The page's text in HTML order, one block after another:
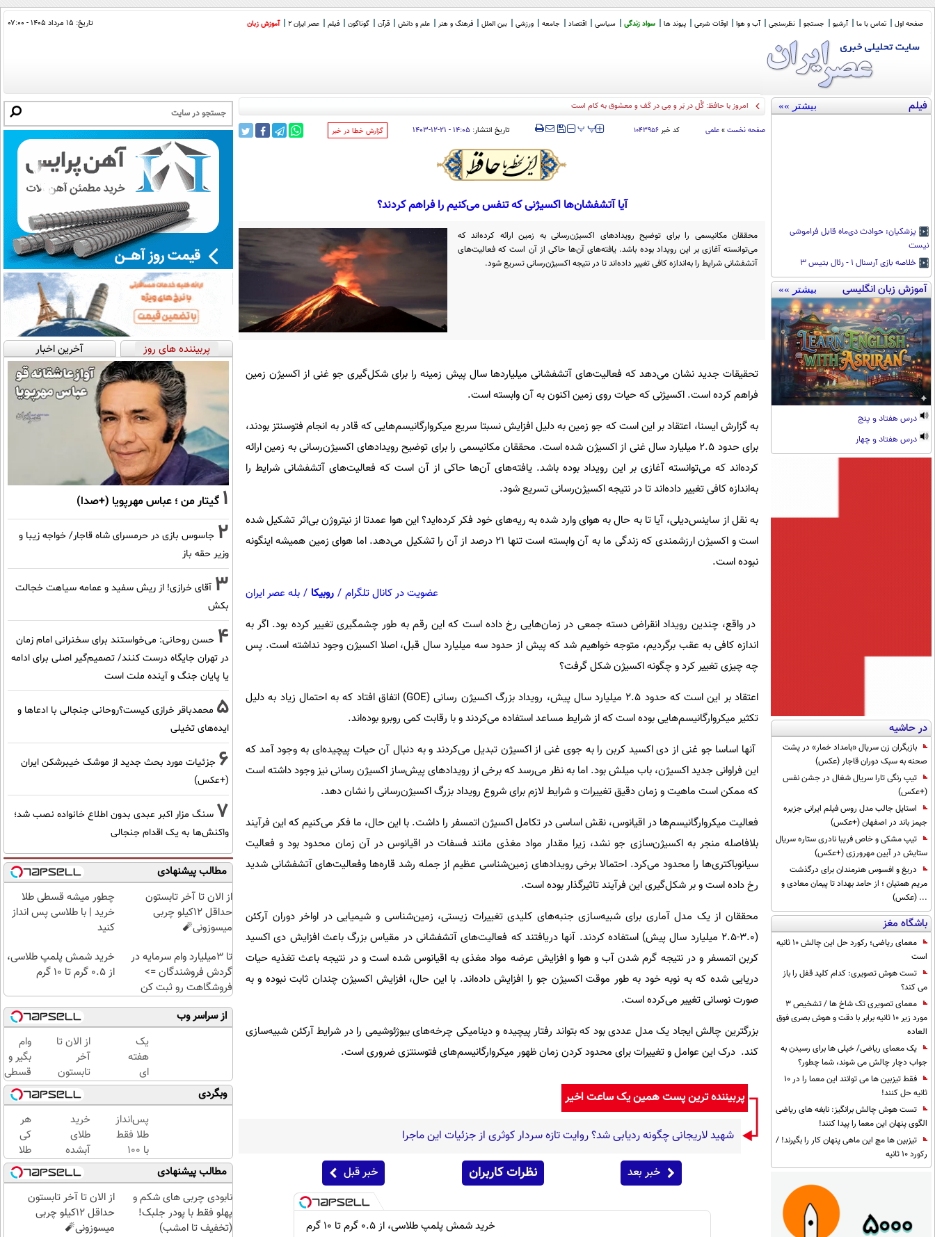
صفحه اول تماس با ما آرشیو جستجو نظرسنجی آب و هوا اوقات شرعی پیوند ها سواد زندگی سیاسی اقتصاد جامعه ورزشی بین الملل فرهنگ و هنر علم و دانش قرآن گوناگون فیلم عصر ایران 2 آموزش زبان تاریخ: ۱۵ مرداد ۱۴۰۵ - ۰۷:۰۰
فیلم بیشتر »»
پزشکیان: حوادث دی‌ماه قابل فراموشی
نیست
خلاصه بازی آرسنال ۱ - رئال بتیس ۳
آموزش زبان انگلیسی بیشتر »»
درس هفتاد و پنج
درس هفتاد و چهار
در حاشیه
بازیگران زن سریال «بامداد خمار» در پشت
صحنه به سبک دوران قاجار (عکس)
تیپ رنگی تارا سریال شغال در جشن نفس
(+عکس)
استایل جالب مدل روس فیلم ایرانی جزیره
جیمز باند در اصفهان (+عکس)
تیپ مشکی و خاص فریبا نادری ستاره سریال
ستایش در آیین مهرورزی (+عکس)
دریغ و افسوس هنرمندان برای درگذشت
مریم همتیان ؛ از حامد بهداد تا پیمان معادی و
... (عکس)
باشگاه مغز
معمای ریاضی؛ رکورد حل این چالش 10 ثانیه
است
تست هوش تصویری: کدام کلید قفل را باز
می کند؟
معمای تصویری تک شاخ ها / تشخیص 3
مورد زیر 10 ثانیه برابر با دقت و هوش بصری فوق
العاده
یک معمای ریاضی/ خیلی ها برای رسیدن به
جواب دچار چالش می شوند، شما چطور؟
فقط تیزبین ها می توانند این معما را در 10
ثانیه حل کنند!
تست هوش چالش برانگیز: نابغه های ریاضی
الگوی پنهان این معما را پیدا کنند!
تیزبین ها مچ این ماهی پنهان کار را بگیرند! /
رکورد 10 ثانیه
عصبانی_
صفحه نخست » علمی کد خبر ۱۰۴۳۹۵۶ ‍‍‍ پ پ تاریخ انتشار: ۱۴:۰۵ - ۲۱-۱۲-۱۴۰۳ ‌گزارش خطا در خبر
آیا آتشفشان‌ها اکسیژنی که تنفس می‌کنیم را فراهم کردند؟
محققان مکانیسمی را برای توضیح رویدادهای اکسیژن‌رسانی به زمین ارائه کرده‌اند که
می‌توانسته آغازی بر این رویداد بوده باشد. یافته‌های آن‌ها حاکی از آن است که فعالیت‌های
آتشفشانی شرایط را به‌اندازه کافی تغییر داده‌اند تا در نتیجه اکسیژن‌رسانی تسریع شود.
تحقیقات جدید نشان می‌دهد که فعالیت‌های آتشفشانی میلیاردها سال پیش زمینه را برای شکل‌گیری جو غنی از اکسیژن زمین
فراهم کرده است. اکسیژنی که حیات روی زمین اکنون به آن وابسته است.
به گزارش ایسنا، اعتقاد بر این است که جو زمین به دلیل افزایش نسبتا سریع میکروارگانیسم‌هایی که قادر به انجام فتوسنتز بودند،
برای حدود ۲.۵ میلیارد سال غنی از اکسیژن شده است. محققان مکانیسمی را برای توضیح رویدادهای اکسیژن‌رسانی به زمین ارائه
کرده‌اند که می‌توانسته آغازی بر این رویداد بوده باشد. یافته‌های آن‌ها حاکی از آن است که فعالیت‌های آتشفشانی شرایط را
به‌اندازه کافی تغییر داده‌اند تا در نتیجه اکسیژن‌رسانی تسریع شود.
به نقل از ساینس‌دیلی، آیا تا به حال به هوای وارد شده به ریه‌های خود فکر کرده‌اید؟ این هوا عمدتا از نیتروژن بی‌اثر تشکیل شده
است و اکسیژن ارزشمندی که زندگی ما به آن وابسته است تنها ۲۱ درصد از آن را تشکیل می‌دهد. اما هوای زمین همیشه اینگونه
نبوده است.
عضویت در کانال تلگرام / روبیکا / بله عصر ایران
در واقع، چندین رویداد انقراض دسته جمعی در زمان‌هایی رخ داده است که این رقم به طور چشمگیری تغییر کرده بود. اگر به
اندازه کافی به عقب برگردیم، متوجه خواهیم شد که پیش از حدود سه میلیارد سال قبل، اصلا اکسیژن وجود نداشته است. پس
چه چیزی تغییر کرد و چگونه اکسیژن شکل گرفت؟
اعتقاد بر این است که حدود ۲.۵ میلیارد سال پیش، رویداد بزرگ اکسیژن رسانی (GOE) اتفاق افتاد که به احتمال زیاد به دلیل
تکثیر میکروارگانیسم‌هایی بوده است که از شرایط مساعد استفاده می‌کردند و با رقابت کمی روبرو بوده‌اند.
آنها اساسا جو غنی از دی اکسید کربن را به جوی غنی از اکسیژن تبدیل می‌کردند و به دنبال آن حیات پیچیده‌ای به وجود آمد که
این فراوانی جدید اکسیژن، باب میلش بود. اما به نظر می‌رسد که برخی از رویدادهای پیش‌ساز اکسیژن رسانی نیز وجود داشته است
که ممکن است ماهیت و زمان دقیق تغییرات و شرایط لازم برای شروع رویداد بزرگ اکسیژن‌رسانی را نشان دهد.
فعالیت میکروارگانیسم‌ها در اقیانوس، نقش اساسی در تکامل اکسیژن اتمسفر را داشت. با این حال، ما فکر می‌کنیم که این فرآیند
بلافاصله منجر به اکسیژن‌سازی جو نشد، زیرا مقدار مواد مغذی مانند فسفات در اقیانوس در آن زمان محدود بود و فعالیت
سیانوباکتری‌ها را محدود می‌کرد. احتمالا برخی رویدادهای زمین‌شناسی عظیم از جمله رشد قاره‌ها وفعالیت‌های آتشفشانی شدید
رخ داده است و بر شکل‌گیری این فرآیند تاثیرگذار بوده است.
محققان از یک مدل آماری برای شبیه‌سازی جنبه‌های کلیدی تغییرات زیستی، زمین‌شناسی و شیمیایی در اواخر دوران آرکئن
(۳.۰-۲.۵ میلیارد سال پیش) استفاده کردند. آنها دریافتند که فعالیت‌های آتشفشانی در مقیاس بزرگ باعث افزایش دی اکسید
کربن اتمسفر و در نتیجه گرم شدن آب و هوا و افزایش عرضه مواد مغذی به اقیانوس شده است و در نتیجه باعث تغذیه حیات
دریایی شده که به نوبه خود به طور موقت اکسیژن جو را افزایش داده‌اند. با این حال، افزایش اکسیژن چندان ثابت نبوده و به
صورت نوسانی تغییر می‌کرده است.
بزرگترین چالش ایجاد یک مدل عددی بود که بتواند رفتار پیچیده و دینامیکی چرخه‌های بیوژئوشیمی را در شرایط آرکئن شبیه‌سازی
کند. درک این عوامل و تغییرات برای محدود کردن زمان ظهور میکروارگانیسم‌های فتوسنتزی ضروری است.
پربیننده ترین پست همین یک ساعت اخیر
شهید لاریجانی چگونه ردیابی شد؟ روایت تازه سردار کوثری از جزئیات این ماجرا
خبر بعد نظرات کاربران خبر قبل
خرید شمش پلمپ طلاسی، از ۰.۵ گرم تا ۱۰ گرم
پربیننده های روز آخرین اخبار
1 گیتار من ؛ عباس مهرپویا (+صدا)
2 جاسوس بازی در حرمسرای شاه قاجار/ خواجه زیبا و
وزیر حقه باز
3 آقای خرازی! از ریش سفید و عمامه سیاهت خجالت
بکش
4 حسن روحانی: می‌خواستند برای سخنرانی امام زمان
در تهران جایگاه درست کنند/ تصمیم‌گیر اصلی برای ادامه
یا پایان جنگ و آینده ملت است
5 محمدباقر خرازی کیست؟روحانی جنجالی با ادعاها و
ایده‌های تخیلی
6 جزئیات مورد بحث جدید از موشک خیبرشکن ایران
(+عکس)
7 سنگ مزار اکبر عبدی بدون اطلاع خانواده نصب شد؛
واکنش‌ها به یک اقدام جنجالی
مطالب پیشنهادی
از الان تا آخر تابستون
حداقل 12کیلو چربی
میسوزونی🧨
چطور میشه قسطی طلا
خرید | با طلاسی پس انداز
کنید
تا 3میلیارد وام سرمایه در
گردش فروشندگان =>
فروشگاهت رو ثبت کن
خرید شمش پلمپ طلاسی،
از ۰.۵ گرم تا ۱۰ گرم
از سراسر وب
یک
هفته
ای
کتابت
را با
مجوز
رسمی
چاپ
کن !
کلیک
کن تا
فرصت
از الان تا
آخر
تابستون
حداقل
12کیلو
چربی
میسوزونی
🧨
وام
بگیر و
قسطی
طلا
بخر!
چی از
این
بهتر!!
سریع
احراز
کن
وبگردی
پس‌انداز
طلا فقط
با ۱۰۰
هزارتومان
(امن و
راحت)
خرید
طلای
آبشده
حتی با
۱۰۰هزارتومان
هر
کی
طلا
داره،
غم
نداره!
مطالب پیشنهادی
نابودی چربی های شکم و
پهلو فقط با پودر جلبک!
(تخفیف تا امشب)
از الان تا آخر تابستون
حداقل 12کیلو چربی
میسوزونی🧨